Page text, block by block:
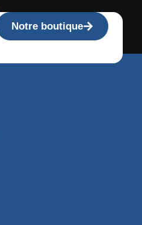
Notre boutique